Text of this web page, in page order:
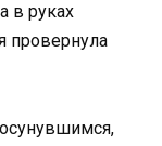
в руках
провернула